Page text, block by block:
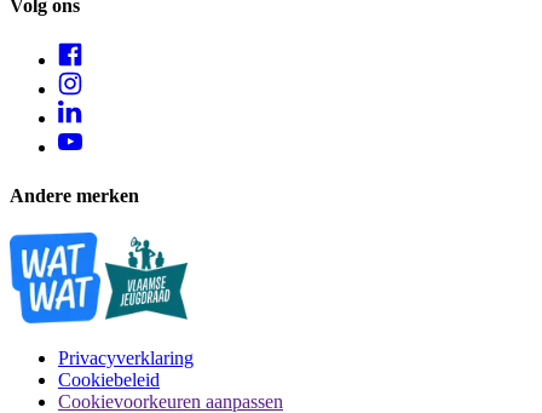
Volg ons
Andere merken
Privacyverklaring
Cookiebeleid
Cookievoorkeuren aanpassen